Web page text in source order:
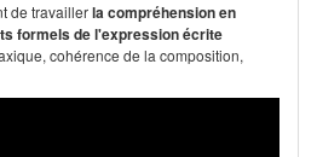
de travaillerla compréhension en
formels de l'expression écrite
cohérence de la composition,